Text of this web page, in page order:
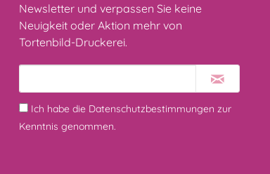
Newsletter und verpassen Sie keine
Neuigkeit oder Aktion mehr von
Tortenbild-Druckerei.
Ich habe die Datenschutzbestimmungen zur
Kenntnis genommen.